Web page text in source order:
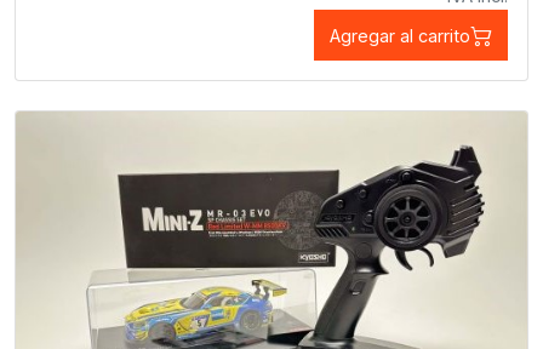
Agregar al carrito